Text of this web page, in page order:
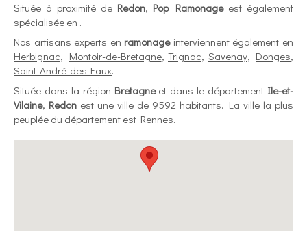
Située à proximité de Redon, Pop Ramonageest également
spécialisée en .
Nos artisans experts en ramonageinterviennent également en
Herbignac, Montoir-de-Bretagne, Trignac, Savenay, Donges,
Saint-André-des-Eaux.
Située dans la région Bretagneet dans le département Ile-et-
Vilaine, Redon est une ville de 9592 habitants. La ville la plus
peuplée du département est Rennes.